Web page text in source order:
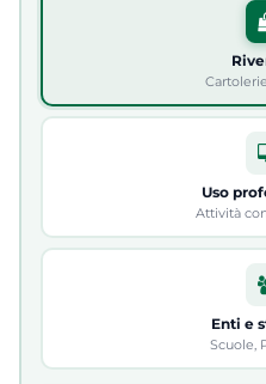
Uso
Attività
Enti e
Scuole,